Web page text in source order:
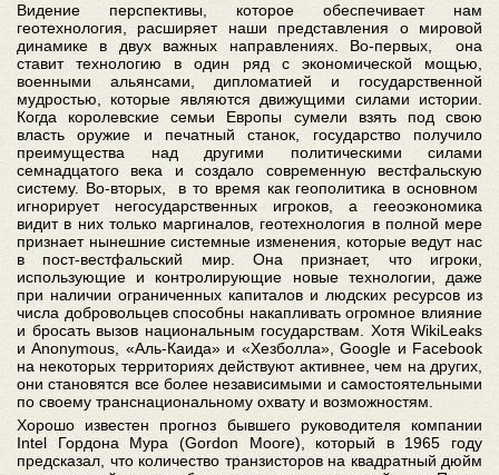
Видение перспективы, которое обеспечивает нам
геотехнология, расширяет наши представления о мировой
динамике в двух важных направлениях. Во-первых, она
ставит технологию в один ряд с экономической мощью,
военными альянсами, дипломатией и государственной
мудростью, которые являются движущими силами истории.
Когда королевские семьи Европы сумели взять под свою
власть оружие и печатный станок, государство получило
преимущества над другими политическими силами
семнадцатого века и создало современную вестфальскую
систему. Во-вторых, в то время как геополитика в основном
игнорирует негосударственных игроков, а гееоэкономика
видит в них только маргиналов, геотехнология в полной мере
признает нынешние системные изменения, которые ведут нас
в пост-вестфальский мир. Она признает, что игроки,
использующие и контролирующие новые технологии, даже
при наличии ограниченных капиталов и людских ресурсов из
числа добровольцев способны накапливать огромное влияние
и бросать вызов национальным государствам. Хотя WikiLeaks
и Anonymous, «Аль-Каида» и «Хезболла», Google и Facebook
на некоторых территориях действуют активнее, чем на других,
они становятся все более независимыми и самостоятельными
по своему транснациональному охвату и возможностям.
Хорошо известен прогноз бывшего руководителя компании
Intel Гордона Мура (Gordon Moore), который в 1965 году
предсказал, что количество транзисторов на квадратный дюйм